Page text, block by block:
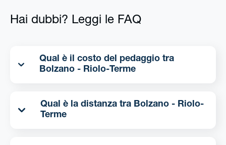
Hai dubbi? Leggi le FAQ
Qual è il costo del pedaggio tra
Bolzano - Riolo-Terme
Qual è la distanza tra Bolzano - Riolo-
Terme